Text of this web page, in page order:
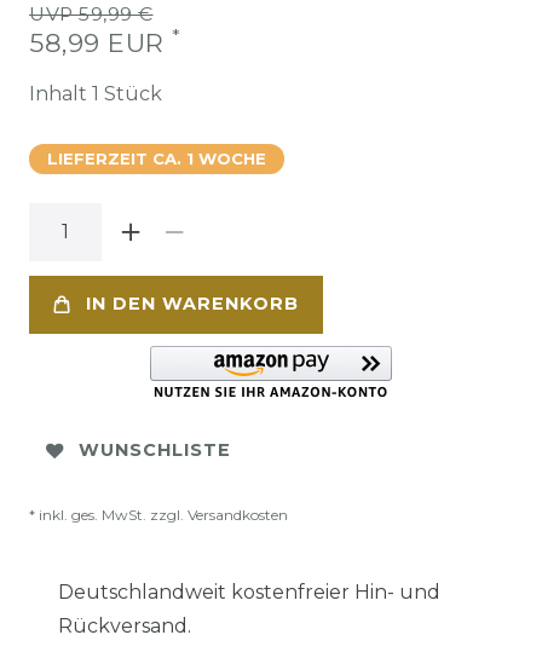
UVP 59,99 €
58,99 EUR *
Inhalt 1 Stück
LIEFERZEIT CA. 1 WOCHE
IN DEN WARENKORB
WUNSCHLISTE
* inkl. ges. MwSt. zzgl. Versandkosten
Deutschlandweit kostenfreier Hin- und
Rückversand.